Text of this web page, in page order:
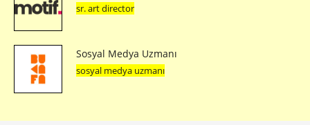
sr. art director
Sosyal Medya Uzmanı
sosyal medya uzmanı